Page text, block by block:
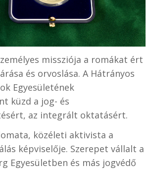
missziója a romákat ért
és orvoslása. A Hátrányos
Egyesületének
küzd a jog- és
az integrált oktatásért.
közéleti aktivista a
képviselője. Szerepet vállalt a
Egyesületben és más jogvédő